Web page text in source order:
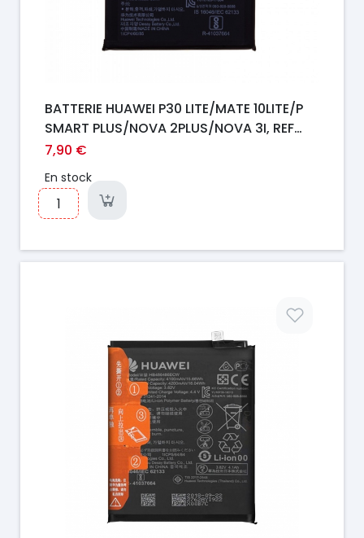
BATTERIE HUAWEI P30 LITE/MATE 10LITE/P
SMART PLUS/NOVA 2PLUS/NOVA 3I, REF
HB356687ECW
7,90 €
En stock